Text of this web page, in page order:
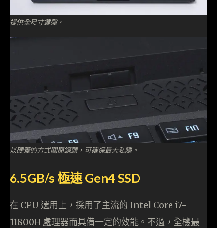
提供全尺寸鍵盤。
以硬蓋的方式關閉鏡頭，可確保最大私隱。
6.5GB/s 極速 Gen4 SSD
在 CPU 選用上，採用了主流的 Intel Core i7-
11800H 處理器而具備一定的效能。不過，全機最